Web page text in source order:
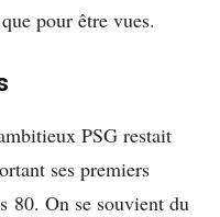
pour être vues.
PSG restait
ses premiers
80. On se souvient du